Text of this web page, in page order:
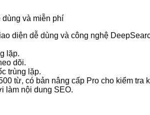
diện dễ dùng và công nghệ
lặp.
dõi.
trùng lặp.
từ, có bản nâng cấp Pro cho kiểm tra
làm nội dung SEO.